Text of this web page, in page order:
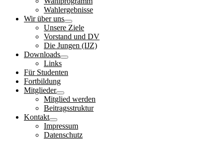
Wahlergebnisse
Wir über uns
Unsere Ziele
Vorstand und DV
Die Jungen (IJZ)
Downloads
Links
Für Studenten
Fortbildung
Mitglieder
Mitglied werden
Beitragsstruktur
Kontakt
Impressum
Datenschutz